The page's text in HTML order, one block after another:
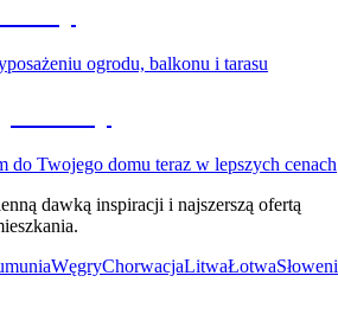
ogrodu, balkonu i tarasu
do Twojego domu teraz w lepszych cenach
dawką inspiracji i najszerszą ofertą
WęgryChorwacjaLitwaŁotwa